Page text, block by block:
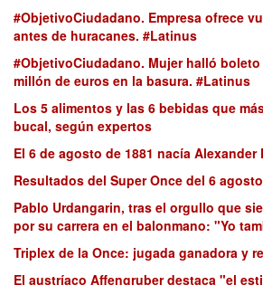
#ObjetivoCiudadano. Empresa ofrece
antes de huracanes. #Latinus
#ObjetivoCiudadano. Mujer halló
millón de euros en la basura. #Latinus
Los 5 alimentos y las 6 bebidas que
bucal, según expertos
El 6 de agosto de 1881 nacía Alexander
Resultados del Super Once del 6 agosto
Pablo Urdangarin, tras el orgullo que
por su carrera en el balonmano: "Yo
Triplex de la Once: jugada ganadora y
El austríaco Affengruber destaca "el